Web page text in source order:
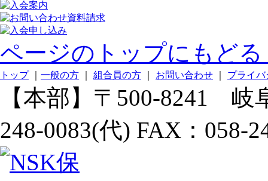
ページのトップにもどる
トップ｜ 一般の方 組合員の方 お問い合わせ プライ
【本部】〒500-8241
248-0083(代) FAX：058-